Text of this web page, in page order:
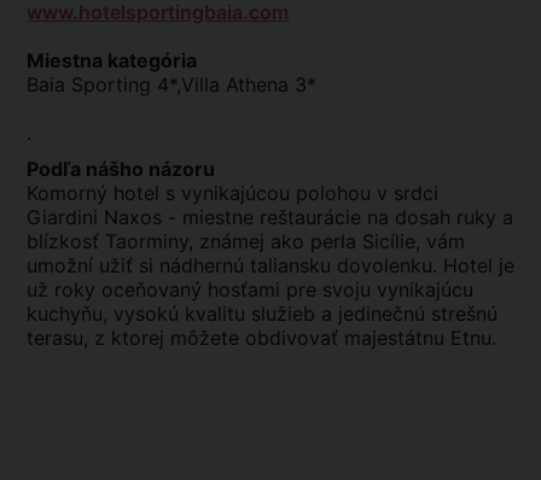
www.hotelsportingbaia.com
Miestna kategória
Baia Sporting 4*,Villa Athena 3*
.
Podľa nášho názoru
Komorný hotel s vynikajúcou polohou v srdci
Giardini Naxos - miestne reštaurácie na dosah ruky a
blízkosť Taorminy, známej ako perla Sicílie, vám
umožní užiť si nádhernú taliansku dovolenku. Hotel je
už roky oceňovaný hosťami pre svoju vynikajúcu
kuchyňu, vysokú kvalitu služieb a jedinečnú strešnú
terasu, z ktorej môžete obdivovať majestátnu Etnu.